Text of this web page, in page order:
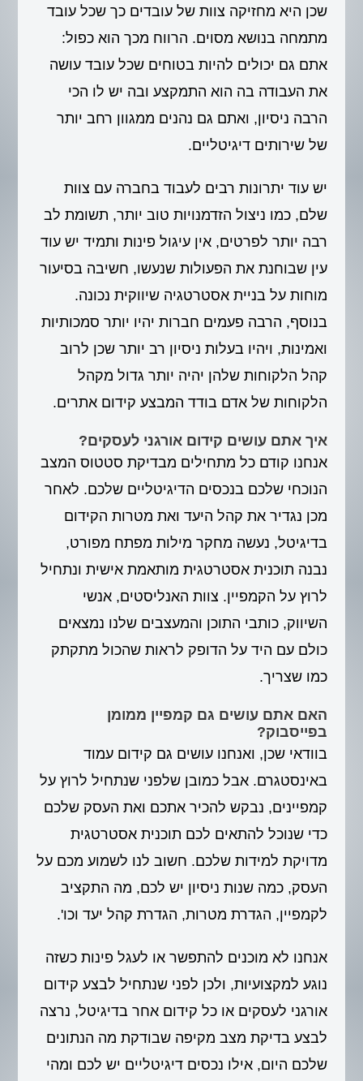
שכן היא מחזיקה צוות של עובדים כך שכל עובד
מתמחה בנושא מסוים. הרווח מכך הוא כפול:
אתם גם יכולים להיות בטוחים שכל עובד עושה
את העבודה בה הוא התמקצע ובה יש לו הכי
הרבה ניסיון, ואתם גם נהנים ממגוון רחב יותר
של שירותים דיגיטליים.
יש עוד יתרונות רבים לעבוד בחברה עם צוות
שלם, כמו ניצול הזדמנויות טוב יותר, תשומת לב
רבה יותר לפרטים, אין עיגול פינות ותמיד יש עוד
עין שבוחנת את הפעולות שנעשו, חשיבה בסיעור
מוחות על בניית אסטרטגיה שיווקית נכונה.
בנוסף, הרבה פעמים חברות יהיו יותר סמכותיות
ואמינות, ויהיו בעלות ניסיון רב יותר שכן לרוב
קהל הלקוחות שלהן יהיה יותר גדול מקהל
הלקוחות של אדם בודד המבצע קידום אתרים.
איך אתם עושים קידום אורגני לעסקים?
אנחנו קודם כל מתחילים מבדיקת סטטוס המצב
הנוכחי שלכם בנכסים הדיגיטליים שלכם. לאחר
מכן נגדיר את קהל היעד ואת מטרות הקידום
בדיגיטל, נעשה מחקר מילות מפתח מפורט,
נבנה תוכנית אסטרטגית מותאמת אישית ונתחיל
לרוץ על הקמפיין. צוות האנליסטים, אנשי
השיווק, כותבי התוכן והמעצבים שלנו נמצאים
כולם עם היד על הדופק לראות שהכול מתקתק
כמו שצריך.
האם אתם עושים גם קמפיין ממומן
בפייסבוק?
בוודאי שכן, ואנחנו עושים גם קידום עמוד
באינסטגרם. אבל כמובן שלפני שנתחיל לרוץ על
קמפיינים, נבקש להכיר אתכם ואת העסק שלכם
כדי שנוכל להתאים לכם תוכנית אסטרטגית
מדויקת למידות שלכם. חשוב לנו לשמוע מכם על
העסק, כמה שנות ניסיון יש לכם, מה התקציב
לקמפיין, הגדרת מטרות, הגדרת קהל יעד וכו'.
אנחנו לא מוכנים להתפשר או לעגל פינות כשזה
נוגע למקצועיות, ולכן לפני שנתחיל לבצע קידום
אורגני לעסקים או כל קידום אחר בדיגיטל, נרצה
לבצע בדיקת מצב מקיפה שבודקת מה הנתונים
שלכם היום, אילו נכסים דיגיטליים יש לכם ומהי